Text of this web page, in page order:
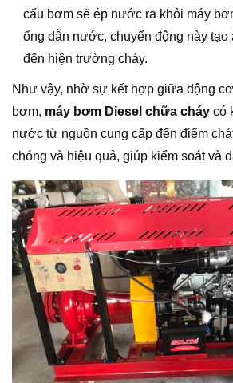
cấu bơm sẽ ép nước ra khỏi máy
ống dẫn nước, chuyển động này
đến hiện trường cháy.
Như vậy, nhờ sự kết hợp giữa động
bơm, máy bơm Diesel chữa cháy có
nước từ nguồn cung cấp đến điểm
chóng và hiệu quả, giúp kiểm soát và